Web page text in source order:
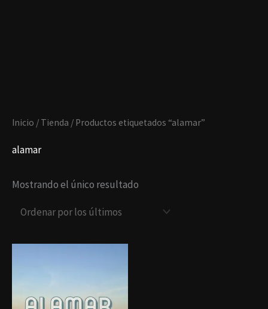
Inicio / Tienda / Productos etiquetados “alamar”
alamar
Mostrando el único resultado